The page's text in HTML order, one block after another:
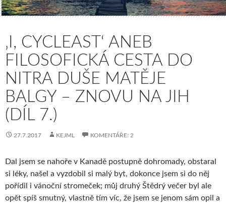
‚I, CYCLEAST‘ ANEB
FILOSOFICKÁ CESTA DO
NITRA DUŠE MATĚJE
BALGY – ZNOVU NA JIH
(DÍL 7.)
27.7.2017 KEJML KOMENTÁŘE: 2
Dal jsem se nahoře v Kanadě postupně dohromady, obstaral
si léky, našel a vyzdobil si malý byt, dokonce jsem si do něj
pořídil i vánoční stromeček; můj druhý Štědrý večer byl ale
opět spíš smutný, vlastně tím víc, že jsem se jenom sám opil a